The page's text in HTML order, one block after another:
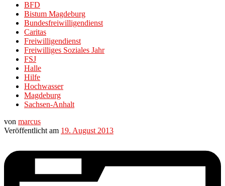
BFD
Bistum Magdeburg
Bundesfreiwilligendienst
Caritas
Freiwilligendienst
Freiwilliges Soziales Jahr
FSJ
Halle
Hilfe
Hochwasser
Magdeburg
Sachsen-Anhalt
von marcus
Veröffentlicht am 19. August 2013